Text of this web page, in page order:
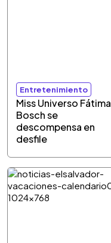
Entretenimiento
Miss Universo Fátima
Bosch se
descompensa en
desfile